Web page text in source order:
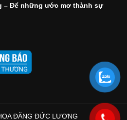
– Để những ước mơ thành sự
ĐĂNG ĐỨC LƯƠNG